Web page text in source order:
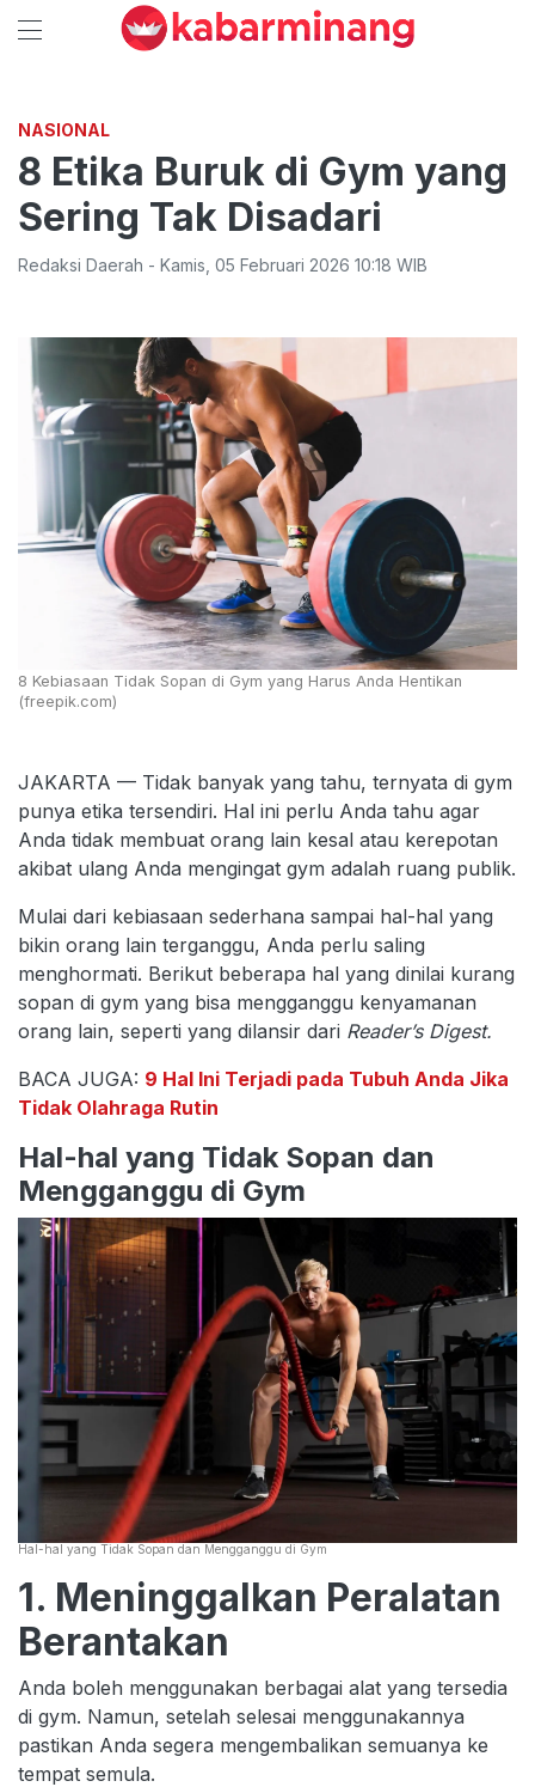
NASIONAL
8 Etika Buruk di Gym yang
Sering Tak Disadari
Redaksi Daerah - Kamis 05 Februari 2026 10:18 WIB
8 Kebiasaan Tidak Sopan di Gym yang Harus Anda Hentikan
(freepik.com)
JAKARTA — Tidak banyak yang tahu, ternyata di gym
punya etika tersendiri. Hal ini perlu Anda tahu agar
Anda tidak membuat orang lain kesal atau kerepotan
akibat ulang Anda mengingat gym adalah ruang publik.
Mulai dari kebiasaan sederhana sampai hal-hal yang
bikin orang lain terganggu, Anda perlu saling
menghormati. Berikut beberapa hal yang dinilai kurang
sopan di gym yang bisa mengganggu kenyamanan
orang lain, seperti yang dilansir dari Reader’s Digest.
BACA JUGA: 9 Hal Ini Terjadi pada Tubuh Anda Jika
Tidak Olahraga Rutin
Hal-hal yang Tidak Sopan dan
Mengganggu di Gym
Hal-hal yang Tidak Sopan dan Mengganggu di Gym
1. Meninggalkan Peralatan
Berantakan
Anda boleh menggunakan berbagai alat yang tersedia
di gym. Namun, setelah selesai menggunakannya
pastikan Anda segera mengembalikan semuanya ke
tempat semula.